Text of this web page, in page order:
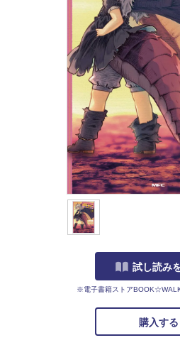
試し読み
※電子書籍ストア
購入する